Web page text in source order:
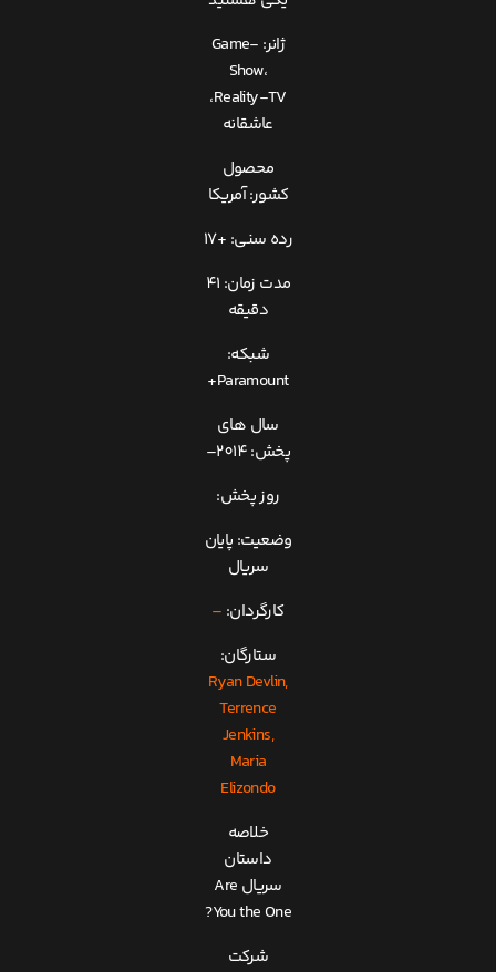
ژانر: Game-
Show،
Reality-TV،
عاشقانه
محصول
کشور: آمریکا
رده سنی: +17
مدت زمان: 41
دقیقه
شبکه:
Paramount+
سال های
پخش: 2014–
روز پخش:
وضعیت: پایان
سریال
کارگردان: –
ستارگان:
Ryan Devlin,
Terrence
Jenkins,
Maria
Elizondo
خلاصه
داستان
سریال Are
You the One?
شرکت